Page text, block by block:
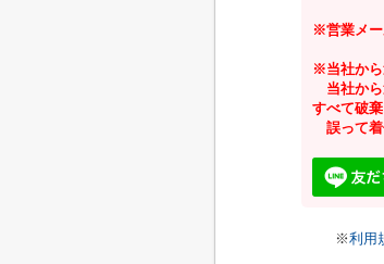
※営業メー
※当社から
当社から
すべて破
誤って着
※利用